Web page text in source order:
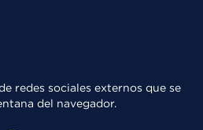
redes sociales externos que se
del navegador.